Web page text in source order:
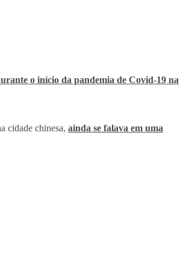
o início da pandemia de Covid-19 na
cidade chinesa, ainda se falava em uma